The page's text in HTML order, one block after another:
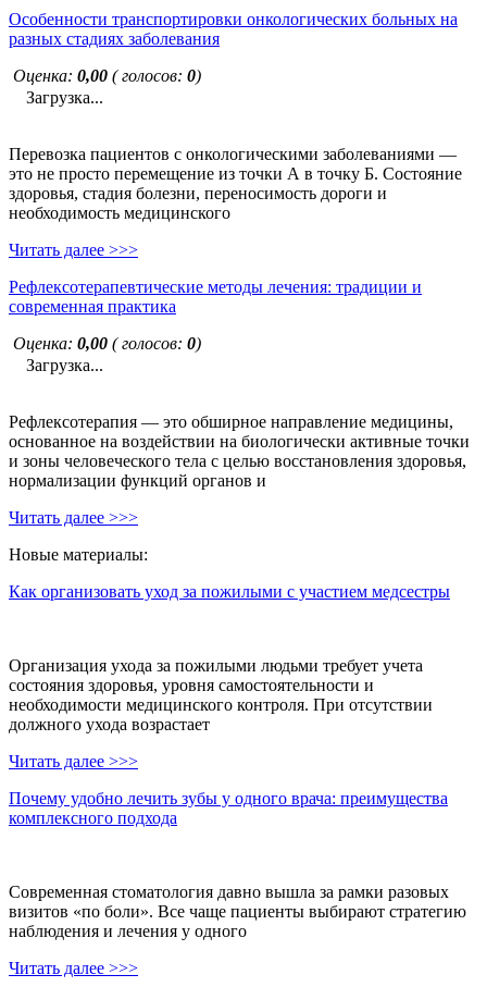
Особенности транспортировки онкологических больных на
разных стадиях заболевания
Оценка: 0,00 ( голосов: 0)
Загрузка...
Перевозка пациентов с онкологическими заболеваниями —
это не просто перемещение из точки А в точку Б. Состояние
здоровья, стадия болезни, переносимость дороги и
необходимость медицинского
Читать далее >>>
Рефлексотерапевтические методы лечения: традиции и
современная практика
Оценка: 0,00 ( голосов: 0)
Загрузка...
Рефлексотерапия — это обширное направление медицины,
основанное на воздействии на биологически активные точки
и зоны человеческого тела с целью восстановления здоровья,
нормализации функций органов и
Читать далее >>>
Новые материалы:
Как организовать уход за пожилыми с участием медсестры
Организация ухода за пожилыми людьми требует учета
состояния здоровья, уровня самостоятельности и
необходимости медицинского контроля. При отсутствии
должного ухода возрастает
Читать далее >>>
Почему удобно лечить зубы у одного врача: преимущества
комплексного подхода
Современная стоматология давно вышла за рамки разовых
визитов «по боли». Все чаще пациенты выбирают стратегию
наблюдения и лечения у одного
Читать далее >>>